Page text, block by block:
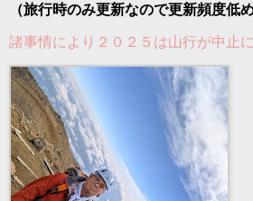
（旅行時のみ更新なので更新頻度低め
諸事情により２０２５は山行が中止